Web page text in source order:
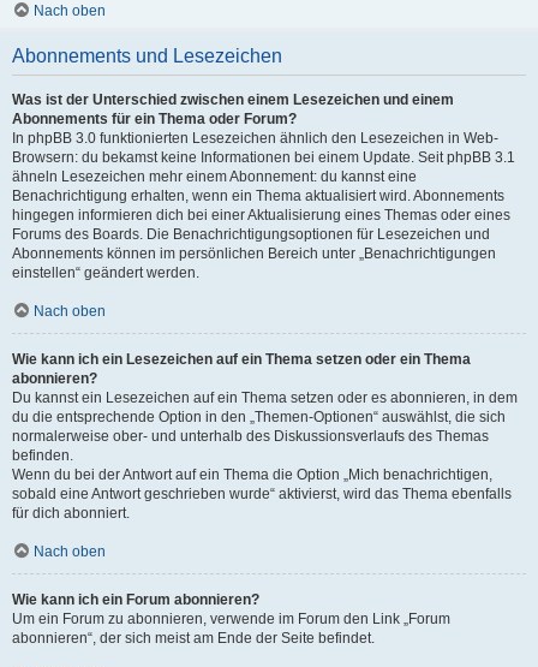
Nach oben
Abonnements und Lesezeichen
Was ist der Unterschied zwischen einem Lesezeichen und einem
Abonnements für ein Thema oder Forum?
In phpBB 3.0 funktionierten Lesezeichen ähnlich den Lesezeichen in Web-
Browsern: du bekamst keine Informationen bei einem Update. Seit phpBB 3.1
ähneln Lesezeichen mehr einem Abonnement: du kannst eine
Benachrichtigung erhalten, wenn ein Thema aktualisiert wird. Abonnements
hingegen informieren dich bei einer Aktualisierung eines Themas oder eines
Forums des Boards. Die Benachrichtigungsoptionen für Lesezeichen und
Abonnements können im persönlichen Bereich unter „Benachrichtigungen
einstellen“ geändert werden.
Nach oben
Wie kann ich ein Lesezeichen auf ein Thema setzen oder ein Thema
abonnieren?
Du kannst ein Lesezeichen auf ein Thema setzen oder es abonnieren, in dem
du die entsprechende Option in den „Themen-Optionen“ auswählst, die sich
normalerweise ober- und unterhalb des Diskussionsverlaufs des Themas
befinden.
Wenn du bei der Antwort auf ein Thema die Option „Mich benachrichtigen,
sobald eine Antwort geschrieben wurde“ aktivierst, wird das Thema ebenfalls
für dich abonniert.
Nach oben
Wie kann ich ein Forum abonnieren?
Um ein Forum zu abonnieren, verwende im Forum den Link „Forum
abonnieren“, der sich meist am Ende der Seite befindet.